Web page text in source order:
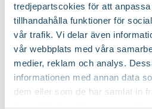
tredjepartscokies för att anpassa
tillhandahålla funktioner för
vår trafik. Vi delar även
vår webbplats med våra
medier, reklam och analys.
informationen med annan data
dem eller som de har samlat in
Vid plantering av tuja i mellersta och
rekommenderar vi vårplantering för
de nysatta plantorna.